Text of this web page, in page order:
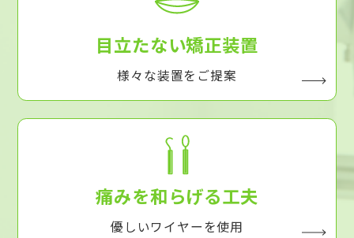
目立たない矯正装置
様々な装置をご提案
痛みを和らげる工夫
優しいワイヤーを使用